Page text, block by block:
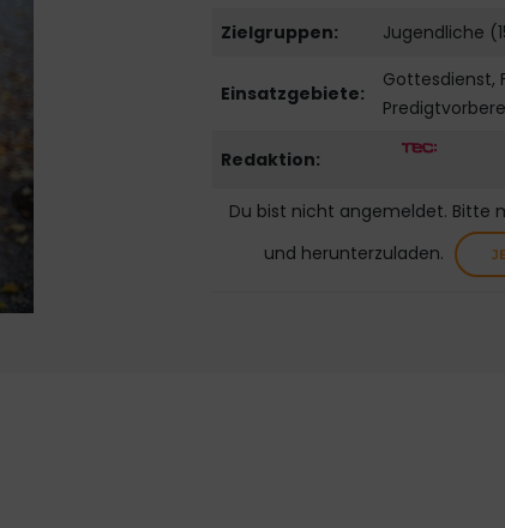
Zielgruppen:
Jugendliche
Einsatzgebiete:
Gottesdienst,
Redaktion:
Du bist nicht angemeldet. Bitte
und herunterzuladen.